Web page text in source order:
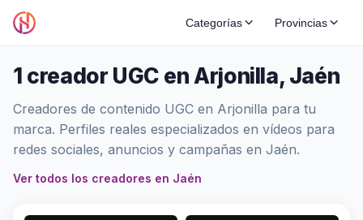
Categorías Provincias
1 creador UGC en Arjonilla, Jaén
Creadores de contenido UGC en Arjonilla para tu
marca. Perfiles reales especializados en vídeos para
redes sociales, anuncios y campañas en Jaén.
Ver todos los creadores en Jaén